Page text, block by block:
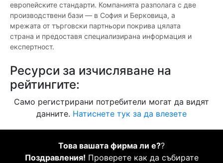
европейските стандарти. Компанията разполага с две
производствени бази — в София и Берковица, а
мрежата от търговски партньори покрива цялата
страна и предоставя специализирана информация и
експертност.
Ресурси за изчисляване на
рейтингите:
Само регистрирани потребители могат да видят
данните. Натиснете тук за да влезете
Това вашата фирма ли е??
Поздравления! Проверете как да събирате